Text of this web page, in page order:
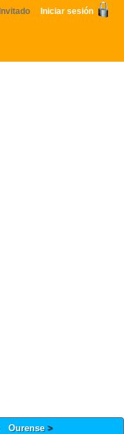
Invitado Iniciar sesión
Ourense